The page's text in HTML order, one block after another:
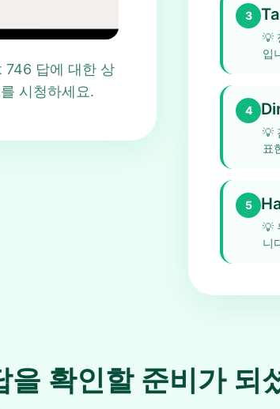
답에 대한 상
시청하세요.
3
💡
입
4
💡
표
5
💡
니
을 확인할 준비가 되